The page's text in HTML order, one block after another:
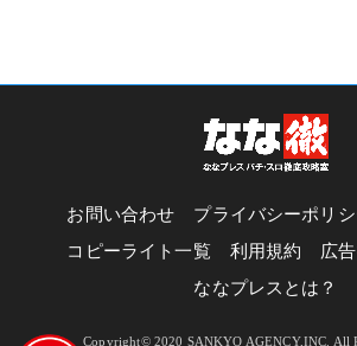
お問い合わせ プライバシーポリ
コピーライト一覧
利用規約
広
ななプレスとは？
Copyright© 2020 SANKYO AGENCY,INC. All